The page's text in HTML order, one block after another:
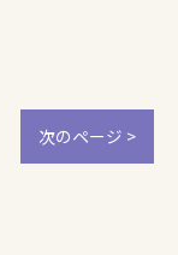
次のページ >